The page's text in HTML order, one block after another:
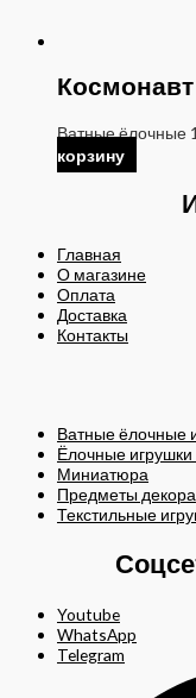
Космонавт
Ватные ёлочные
корзину
Главная
О магазине
Оплата
Доставка
Контакты
Ватные ёлочные
Ёлочные
Миниатюра
Предметы декора
Текстильные
Youtube
WhatsApp
Telegram